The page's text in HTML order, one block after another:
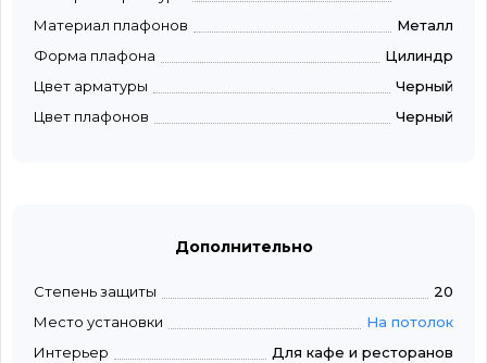
Материал плафонов
Металл
Форма плафона
Цилиндр
Цвет арматуры
Черный
Цвет плафонов
Черный
Дополнительно
Степень защиты
20
Место установки
На потолок
Интерьер
Для кафе и ресторанов